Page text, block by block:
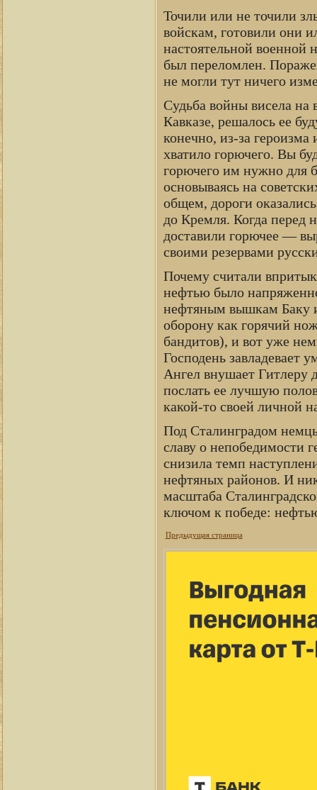
Точили или не точили
войскам, готовили они
настоятельной военной
был переломлен.
не могли тут ничего
Судьба войны висела на
Кавказе, решалось ее
конечно, из-за героизма
хватило горючего. Вы
горючего им нужно для
основываясь на
общем, дороги
до Кремля. Когда перед
доставили горючее —
своими резервами
Почему считали
нефтью было
нефтяным вышкам Баку
оборону как горячий
бандитов), и вот уже
Господень завладевает
Ангел внушает
послать ее лучшую
какой-то своей личной
Под Сталинградом
славу о непобедимости
снизила темп
нефтяных районов. И
масштаба
ключом к победе:
Предыдущая страница